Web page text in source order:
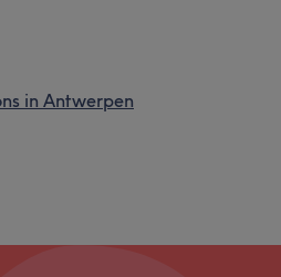
in Antwerpen